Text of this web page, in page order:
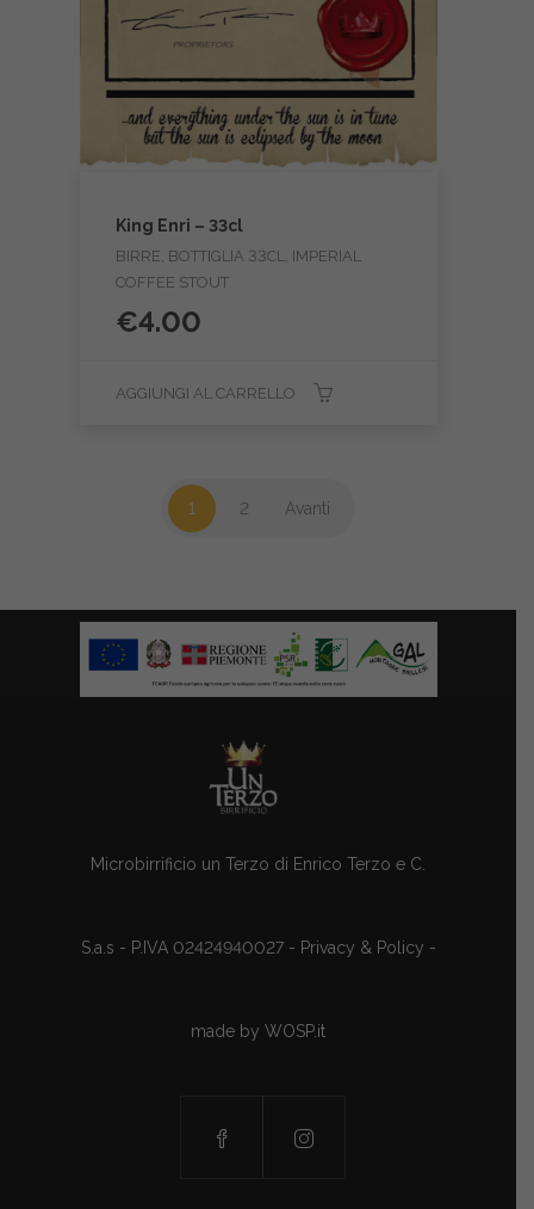
King Enri – 33cl
BIRRE, BOTTIGLIA 33CL, IMPERIAL
COFFEE STOUT
€4.00
AGGIUNGI AL CARRELLO
1 2 Avanti
Microbirrificio un Terzo di Enrico Terzo e C.
S.a.s - P.IVA 02424940027 - Privacy & Policy -
made by WOSP.it